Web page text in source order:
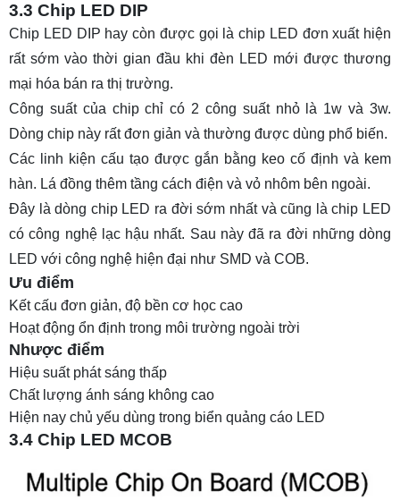
3.3 Chip LED DIP
Chip LED DIP hay còn được gọi là chip LED đơn xuất hiện
rất sớm vào thời gian đầu khi đèn LED mới được thương
mại hóa bán ra thị trường.
Công suất của chip chỉ có 2 công suất nhỏ là 1w và 3w.
Dòng chip này rất đơn giản và thường được dùng phổ biến.
Các linh kiện cấu tạo được gắn bằng keo cố định và kem
hàn. Lá đồng thêm tầng cách điện và vỏ nhôm bên ngoài.
Đây là dòng chip LED ra đời sớm nhất và cũng là chip LED
có công nghệ lạc hậu nhất. Sau này đã ra đời những dòng
LED với công nghệ hiện đại như SMD và COB.
Ưu điểm
Kết cấu đơn giản, độ bền cơ học cao
Hoạt động ổn định trong môi trường ngoài trời
Nhược điểm
Hiệu suất phát sáng thấp
Chất lượng ánh sáng không cao
Hiện nay chủ yếu dùng trong biển quảng cáo LED
3.4 Chip LED MCOB